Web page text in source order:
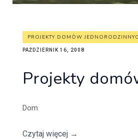
PROJEKTY DOMÓW
PAŹDZIERNIK 16, 2008
Projekty
Dom
Czytaj więcej →